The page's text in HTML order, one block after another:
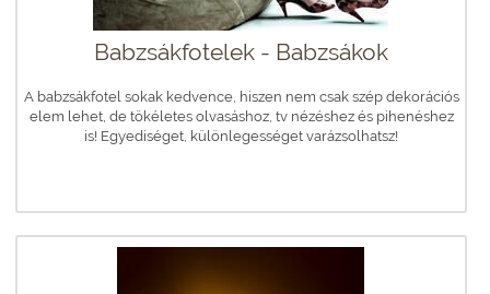
Babzsákfotelek - Babzsákok
A babzsákfotel sokak kedvence, hiszen nem csak szép dekorációs
elem lehet, de tökéletes olvasáshoz, tv nézéshez és pihenéshez
is! Egyediséget, különlegességet varázsolhatsz!